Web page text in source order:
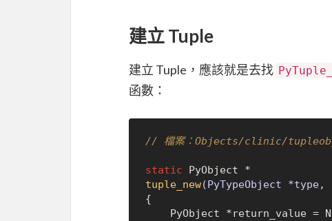
建立 Tuple
建立 Tuple，應該就是去找
函數：
// 檔案：Objects/clinic/
static
tuple_new(PyTypeObject *type,
{
    PyObject *return_value =